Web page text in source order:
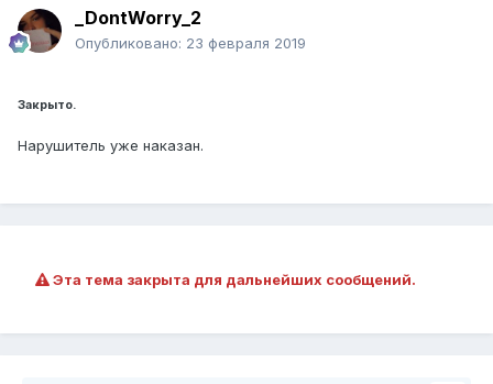
_DontWorry_2
Опубликовано: 23 февраля 2019
Закрыто.
Нарушитель уже наказан.
Эта тема закрыта для дальнейших сообщений.